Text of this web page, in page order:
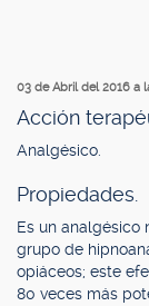
03 de Abril del 2016 a
Acción
Analgésico.
Propiedades.
Es un analgésico
grupo de
opiáceos; este
80 veces más